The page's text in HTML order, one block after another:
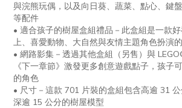
與浣熊玩偶，以及向日葵、蔬菜、點心、鍵
等配件
• 適合孩子的樹屋盒組禮品－此盒組是一款
上、喜愛動物、大自然與友情主題角色扮演
• 網路影集－透過其他盒組（另售）與
《下一章節》激發更多創意遊戲點子，孩子
的角色
• 尺寸－這款 701 片裝的盒組包含高逾 31
深逾 15 公分的樹屋模型